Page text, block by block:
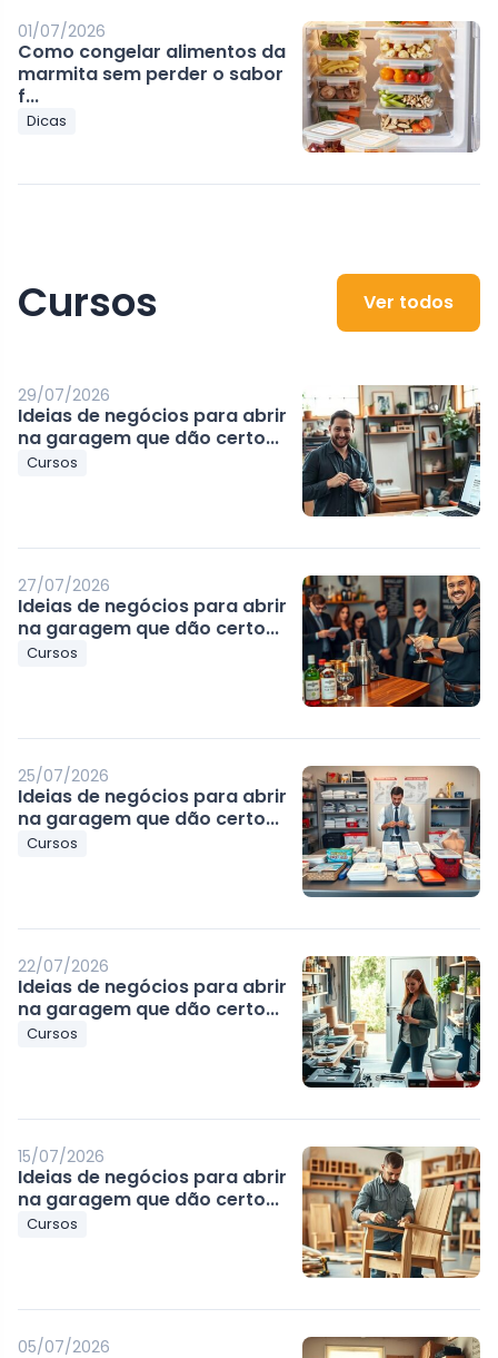
01/07/2026
Como congelar alimentos da
marmita sem perder o sabor
f...
Dicas
Cursos Ver todos
29/07/2026
Ideias de negócios para abrir
na garagem que dão certo...
Cursos
27/07/2026
Ideias de negócios para abrir
na garagem que dão certo...
Cursos
25/07/2026
Ideias de negócios para abrir
na garagem que dão certo...
Cursos
22/07/2026
Ideias de negócios para abrir
na garagem que dão certo...
Cursos
15/07/2026
Ideias de negócios para abrir
na garagem que dão certo...
Cursos
05/07/2026